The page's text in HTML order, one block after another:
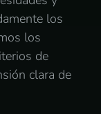
los
los
de
clara de